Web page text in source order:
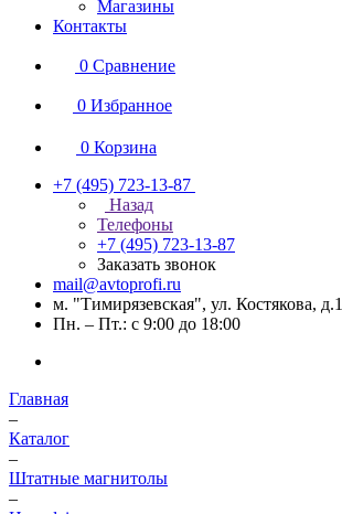
Магазины
Контакты
0 Сравнение
0 Избранное
0 Корзина
+7 (495) 723-13-87
Назад
Телефоны
+7 (495) 723-13-87
Заказать звонок
mail@avtoprofi.ru
м. "Тимирязевская", ул. Костякова,
Пн. – Пт.: с 9:00 до 18:00
Главная
–
Каталог
–
Штатные магнитолы
–